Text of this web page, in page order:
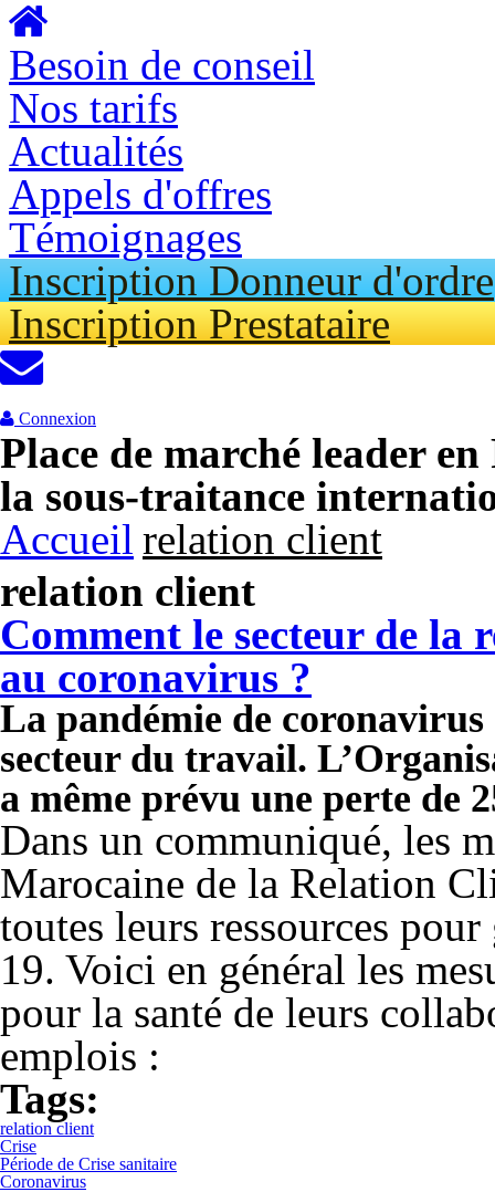
Besoin de conseil
Nos tarifs
Actualités
Appels d'offres
Témoignages
Inscription Donneur d'ordre
Inscription Prestataire
Connexion
Place de marché leader
la sous-traitance
Accueil relation client
relation client
Comment le secteur de la
au coronavirus ?
La pandémie de
secteur du travail.
a même prévu une perte de
Dans un communiqué, les
Marocaine de la Relation
toutes leurs ressources
19. Voici en général les
pour la santé de leurs
emplois :
Tags:
relation client
Crise
Période de Crise sanitaire
Coronavirus